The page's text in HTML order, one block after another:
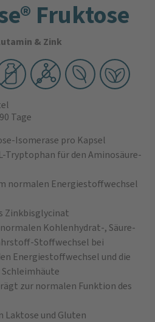
Fruktose
& Zink
Tage
Isomerase pro Kapsel
Tryptophan für den Aminosäure-
normalen Energiestoffwechsel
Zinkbisglycinat
Kohlenhydrat-, Säure-
Stoffwechsel bei
Energiestoffwechsel und die
zur normalen Funktion des
Laktose und Gluten